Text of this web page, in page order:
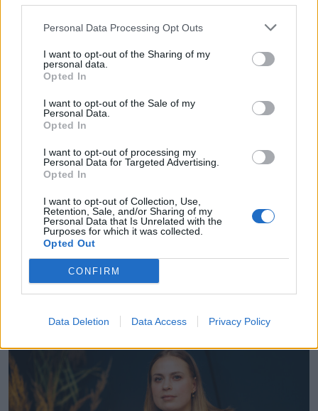
Personal Data Processing Opt Outs
I want to opt-out of the Sharing of my
personal data.
Opted In
I want to opt-out of the Sale of my
Personal Data.
Opted In
I want to opt-out of processing my
Personal Data for Targeted Advertising.
Opted In
I want to opt-out of Collection, Use,
Retention, Sale, and/or Sharing of my
Personal Data that Is Unrelated with the
Purposes for which it was collected.
Opted Out
CONFIRM
Data Deletion Data Access Privacy Policy
sertificēta fizioterapeite
Nodarbībā piedalīsies arī IKEA bērnu preču nodaļas
vadītāja Asole Danosa, iepazīstinot ar veikalā
pieejamajām attīstošajām rotaļlietām dažāda
vecuma bērniem.
24.aprīlis Rūpes par jaunās mammas un tēta
emocionālo pasauli
ģimenes ikdiena un pasaule neatgriezeniski mainās.
Kādu laiku mazulis neizbēgami kļūst par ģimenes
centru. Kā šajā reizē tik skaistajā un pārbaudījumiem
pilnajā laikā mammai un tētim nepazaudēt pašiem
sevi? Kā rūpēties pase sevi un vienam par otru? Lai